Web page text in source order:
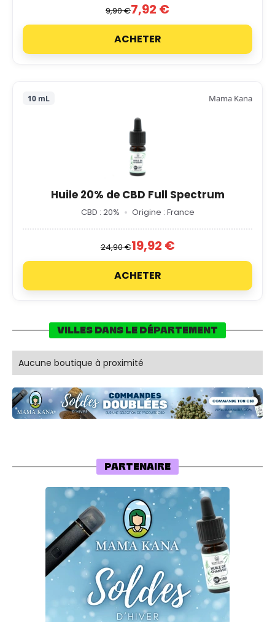
9,90 €7,92 €
ACHETER
10 mL Mama Kana
Huile 20% de CBD Full Spectrum
CBD : 20% Origine : France
24,90 €19,92 €
ACHETER
VILLES DANS LE DÉPARTEMENT
Aucune boutique à proximité
PARTENAIRE